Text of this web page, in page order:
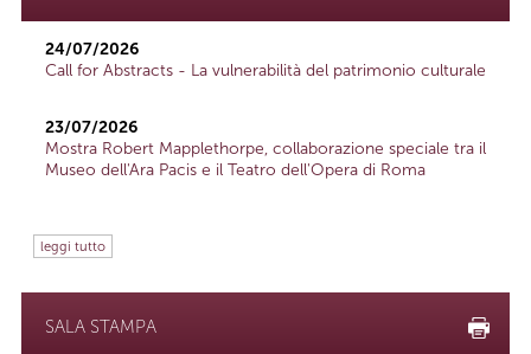
24/07/2026
Call for Abstracts - La vulnerabilità del patrimonio culturale
23/07/2026
Mostra Robert Mapplethorpe, collaborazione speciale tra il
Museo dell'Ara Pacis e il Teatro dell'Opera di Roma
leggi tutto
SALA STAMPA